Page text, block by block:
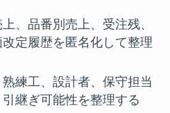
、品番別売上、受注残、
定履歴を匿名化して整理
練工、設計者、保守担当
継ぎ可能性を整理する